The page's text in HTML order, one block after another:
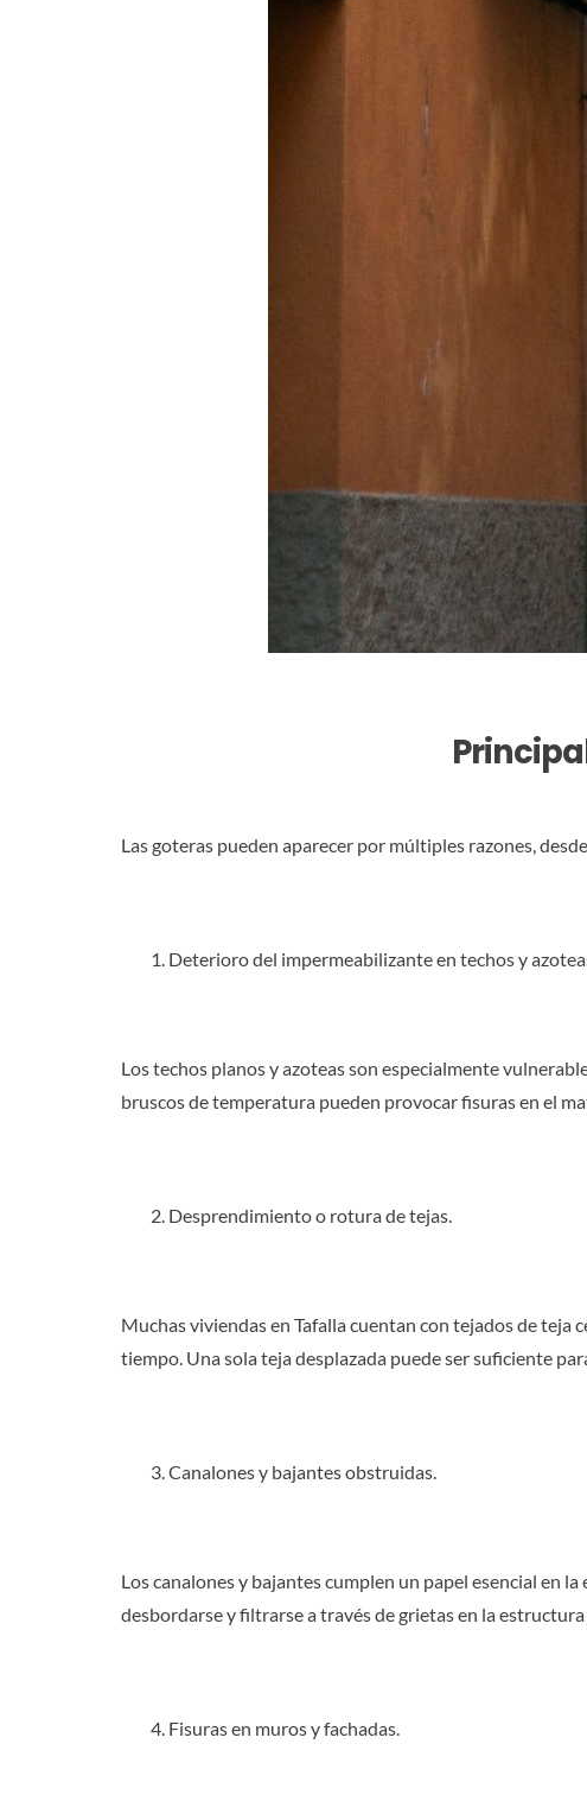
Las goteras pueden aparecer por múltiples razones,
Deterioro del impermeabilizante en techos y
Los techos planos y azoteas son especialmente
bruscos de temperatura pueden provocar fisuras en el
Desprendimiento o rotura de tejas.
Muchas viviendas en Tafalla cuentan con tejados de
tiempo. Una sola teja desplazada puede ser suficiente
Canalones y bajantes obstruidas.
Los canalones y bajantes cumplen un papel esencial en
desbordarse y filtrarse a través de grietas en la
Fisuras en muros y fachadas.